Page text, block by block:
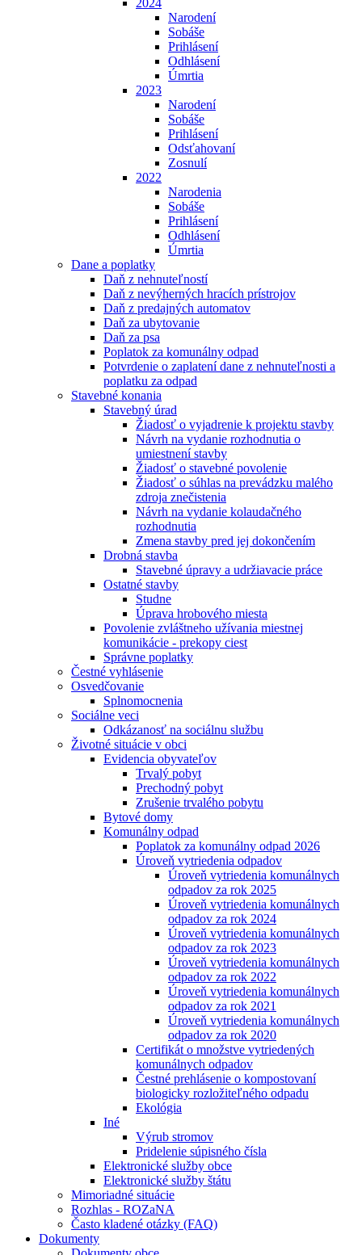
2024
Narodení
Sobáše
Prihlásení
Odhlásení
Úmrtia
2023
Narodení
Sobáše
Prihlásení
Odsťahovaní
Zosnulí
2022
Narodenia
Sobáše
Prihlásení
Odhlásení
Úmrtia
Dane a poplatky
Daň z nehnuteľností
Daň z nevýherných hracích prístrojov
Daň z predajných automatov
Daň za ubytovanie
Daň za psa
Poplatok za komunálny odpad
Potvrdenie o zaplatení dane z nehnuteľnosti a
poplatku za odpad
Stavebné konania
Stavebný úrad
Žiadosť o vyjadrenie k projektu stavby
Návrh na vydanie rozhodnutia o
umiestnení stavby
Žiadosť o stavebné povolenie
Žiadosť o súhlas na prevádzku malého
zdroja znečistenia
Návrh na vydanie kolaudačného
rozhodnutia
Zmena stavby pred jej dokončením
Drobná stavba
Stavebné úpravy a udržiavacie práce
Ostatné stavby
Studne
Úprava hrobového miesta
Povolenie zvláštneho užívania miestnej
komunikácie - prekopy ciest
Správne poplatky
Čestné vyhlásenie
Osvedčovanie
Splnomocnenia
Sociálne veci
Odkázanosť na sociálnu službu
Životné situácie v obci
Evidencia obyvateľov
Trvalý pobyt
Prechodný pobyt
Zrušenie trvalého pobytu
Bytové domy
Komunálny odpad
Poplatok za komunálny odpad 2026
Úroveň vytriedenia odpadov
Úroveň vytriedenia komunálnych
odpadov za rok 2025
Úroveň vytriedenia komunálnych
odpadov za rok 2024
Úroveň vytriedenia komunálnych
odpadov za rok 2023
Úroveň vytriedenia komunálnych
odpadov za rok 2022
Úroveň vytriedenia komunálnych
odpadov za rok 2021
Úroveň vytriedenia komunálnych
odpadov za rok 2020
Certifikát o množstve vytriedených
komunálnych odpadov
Čestné prehlásenie o kompostovaní
biologicky rozložiteľného odpadu
Ekológia
Iné
Výrub stromov
Pridelenie súpisného čísla
Elektronické služby obce
Elektronické služby štátu
Mimoriadné situácie
Rozhlas - ROZaNA
Často kladené otázky (FAQ)
Dokumenty